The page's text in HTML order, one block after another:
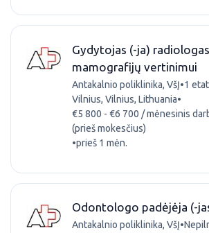
Gydytojas (-ja)
mamografijų vertinimui
Antakalnio poliklinika, VšĮ•1
Vilnius, Vilnius, Lithuania•
€5 800 - €6 700 / mėnesinis
(prieš mokesčius)
•prieš 1 mėn.
Odontologo padėjėja (-
Antakalnio poliklinika, VšĮ•